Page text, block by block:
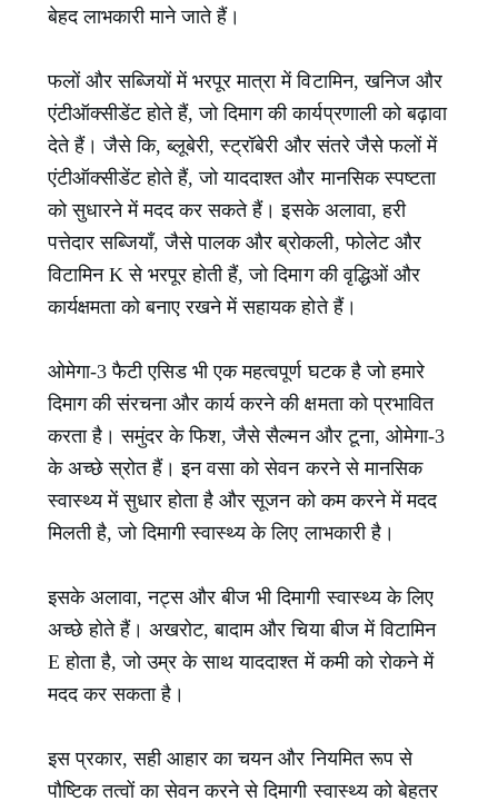
बेहद लाभकारी माने जाते हैं।
फलों और सब्जियों में भरपूर मात्रा में विटामिन, खनिज और
एंटीऑक्सीडेंट होते हैं, जो दिमाग की कार्यप्रणाली को बढ़ावा
देते हैं। जैसे कि, ब्लूबेरी, स्ट्रॉबेरी और संतरे जैसे फलों में
एंटीऑक्सीडेंट होते हैं, जो याददाश्त और मानसिक स्पष्टता
को सुधारने में मदद कर सकते हैं। इसके अलावा, हरी
पत्तेदार सब्जियाँ, जैसे पालक और ब्रोकली, फोलेट और
विटामिन K से भरपूर होती हैं, जो दिमाग की वृद्धिओं और
कार्यक्षमता को बनाए रखने में सहायक होते हैं।
ओमेगा-3 फैटी एसिड भी एक महत्वपूर्ण घटक है जो हमारे
दिमाग की संरचना और कार्य करने की क्षमता को प्रभावित
करता है। समुंदर के फिश, जैसे सैल्मन और टूना, ओमेगा-3
के अच्छे स्रोत हैं। इन वसा को सेवन करने से मानसिक
स्वास्थ्य में सुधार होता है और सूजन को कम करने में मदद
मिलती है, जो दिमागी स्वास्थ्य के लिए लाभकारी है।
इसके अलावा, नट्स और बीज भी दिमागी स्वास्थ्य के लिए
अच्छे होते हैं। अखरोट, बादाम और चिया बीज में विटामिन
E होता है, जो उम्र के साथ याददाश्त में कमी को रोकने में
मदद कर सकता है।
इस प्रकार, सही आहार का चयन और नियमित रूप से
पौष्टिक तत्वों का सेवन करने से दिमागी स्वास्थ्य को बेहतर